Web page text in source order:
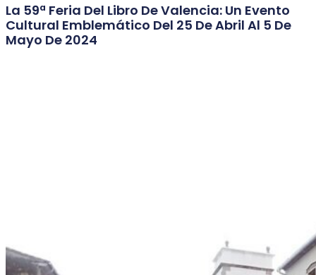
La 59ª Feria Del Libro De Valencia: Un Evento
Cultural Emblemático Del 25 De Abril Al 5 De
Mayo De 2024